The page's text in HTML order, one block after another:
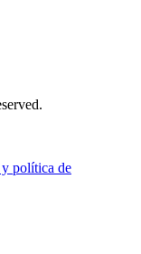
y política de